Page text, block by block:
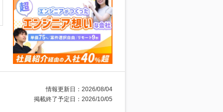
情報更新日：2026/08/04
掲載終了予定日：2026/10/05